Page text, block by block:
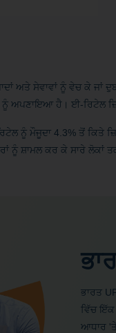
ਅਤੇ ਸੇਵਾਵਾਂ ਨੂੰ ਵੇਚ ਕੇ ਜਾਂ
ਨੂੰ ਅਪਣਾਇਆ ਹੈ। ਈ-ਰਿਟੇਲ
ਨੂੰ ਮੌਜੂਦਾ 4.3% ਤੋਂ
ਨੂੰ ਸ਼ਾਮਲ ਕਰ ਕੇ ਸਾਰੇ ਲੋਕਾਂ
ਭਾਰਤ
ਵਿੱਚ ਇੱਕ
ਆਧਾਰ